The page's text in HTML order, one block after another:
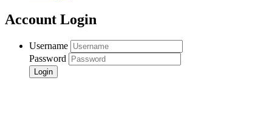
Account Login
Username
Password